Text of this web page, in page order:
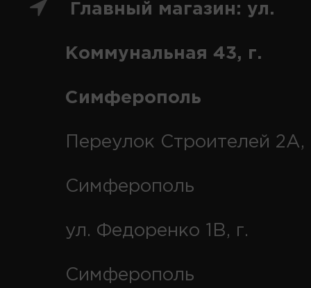
Главный магазин: ул.
Коммунальная 43, г.
Симферополь
Переулок Строителей 2А,
Симферополь
ул. Федоренко 1В, г.
Симферополь